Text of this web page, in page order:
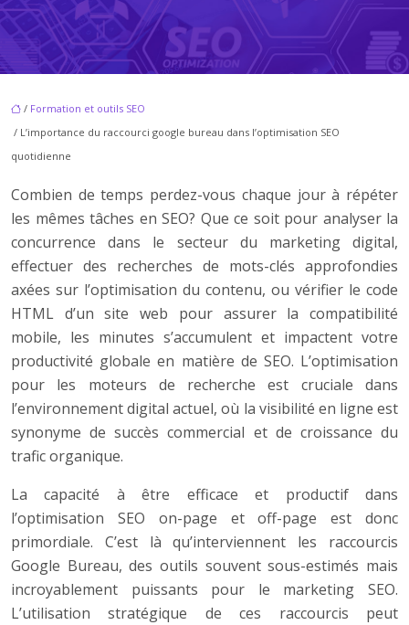
/ Formation et outils SEO
/ L’importance du raccourci google bureau dans l’optimisation SEO
quotidienne
Combien de temps perdez-vous chaque jour à répéter
les mêmes tâches en SEO? Que ce soit pour analyser la
concurrence dans le secteur du marketing digital,
effectuer des recherches de mots-clés approfondies
axées sur l’optimisation du contenu, ou vérifier le code
HTML d’un site web pour assurer la compatibilité
mobile, les minutes s’accumulent et impactent votre
productivité globale en matière de SEO. L’optimisation
pour les moteurs de recherche est cruciale dans
l’environnement digital actuel, où la visibilité en ligne est
synonyme de succès commercial et de croissance du
trafic organique.
La capacité à être efficace et productif dans
l’optimisation SEO on-page et off-page est donc
primordiale. C’est là qu’interviennent les raccourcis
Google Bureau, des outils souvent sous-estimés mais
incroyablement puissants pour le marketing SEO.
L’utilisation stratégique de ces raccourcis peut